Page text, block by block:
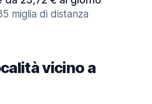
miglia di distanza
vicino a